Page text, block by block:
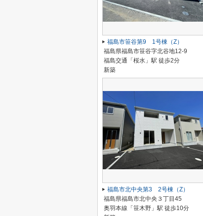
福島市笹谷第9 1号棟（Z）
福島県福島市笹谷字北谷地12-9
福島交通「桜水」駅 徒歩2分
新築
福島市北中央第3 2号棟（Z）
福島県福島市北中央３丁目45
奥羽本線「笹木野」駅 徒歩10分